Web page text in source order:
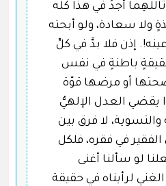
أجدُ في هذا كله
ولا سعادة، ولو أبحته
إذن فلا بدَّ في كلِّ
باطنةٍ في نفس
أو مرضها قوّة
يقضي العدل الإلهيُّ
لا فرق بين
الفقير في فقره، فلكل
لو سألنا أغنى
لرأيناه في حقيقة